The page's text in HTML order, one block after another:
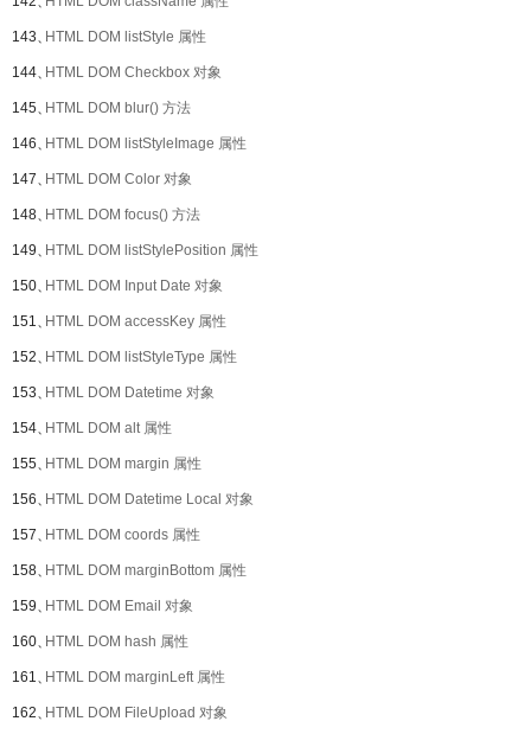
143、HTML DOM listStyle 属性
144、HTML DOM Checkbox 对象
145、HTML DOM blur() 方法
146、HTML DOM listStyleImage 属性
147、HTML DOM Color 对象
148、HTML DOM focus() 方法
149、HTML DOM listStylePosition 属性
150、HTML DOM Input Date 对象
151、HTML DOM accessKey 属性
152、HTML DOM listStyleType 属性
153、HTML DOM Datetime 对象
154、HTML DOM alt 属性
155、HTML DOM margin 属性
156、HTML DOM Datetime Local 对象
157、HTML DOM coords 属性
158、HTML DOM marginBottom 属性
159、HTML DOM Email 对象
160、HTML DOM hash 属性
161、HTML DOM marginLeft 属性
162、HTML DOM FileUpload 对象